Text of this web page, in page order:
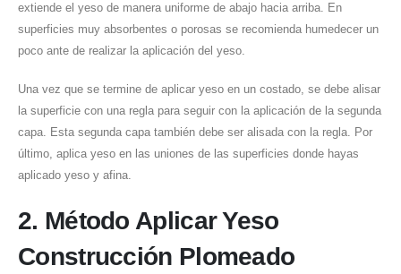
extiende el yeso de manera uniforme de abajo hacia arriba. En
superficies muy absorbentes o porosas se recomienda humedecer un
poco ante de realizar la aplicación del yeso.
Una vez que se termine de aplicar yeso en un costado, se debe alisar
la superficie con una regla para seguir con la aplicación de la segunda
capa. Esta segunda capa también debe ser alisada con la regla. Por
último, aplica yeso en las uniones de las superficies donde hayas
aplicado yeso y afina.
2. Método Aplicar Yeso
Construcción Plomeado